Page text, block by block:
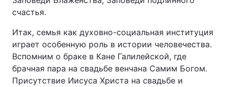
счастья.
Итак, семья как духовно-социальная институция
играет особенную роль в истории человечества.
Вспомним о браке в Кане Галилейской, где
брачная пара на свадьбе венчана Самим Богом.
Присутствие Иисуса Христа на свадьбе и